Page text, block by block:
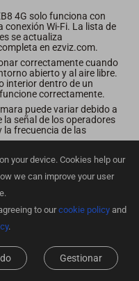
4G solo funciona con
conexión Wi-Fi. La lista de
se actualiza
en ezviz.com.
correctamente cuando
abierto y al aire libre.
interior dentro de un
correctamente.
puede variar debido a
señal de los operadores
la frecuencia de las
kit. Actualmente el EZVIZ
solares específicos
C. Compruebe la
compra.
deben adquirirse por
en la nube solo está
Por favor, verifique la
compra.
esté activado el modo
your device. Cookies help our
we can improve your user
to ourcookie policy and
.
Gestionar